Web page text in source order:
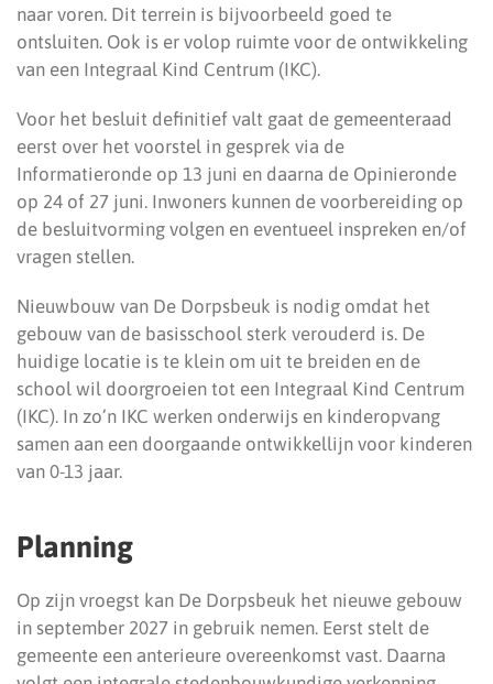
naar voren. Dit terrein is bijvoorbeeld goed te
ontsluiten. Ook is er volop ruimte voor de ontwikkeling
van een Integraal Kind Centrum (IKC).
Voor het besluit definitief valt gaat de gemeenteraad
eerst over het voorstel in gesprek via de
Informatieronde op 13 juni en daarna de Opinieronde
op 24 of 27 juni. Inwoners kunnen de voorbereiding op
de besluitvorming volgen en eventueel inspreken en/of
vragen stellen.
Nieuwbouw van De Dorpsbeuk is nodig omdat het
gebouw van de basisschool sterk verouderd is. De
huidige locatie is te klein om uit te breiden en de
school wil doorgroeien tot een Integraal Kind Centrum
(IKC). In zo’n IKC werken onderwijs en kinderopvang
samen aan een doorgaande ontwikkellijn voor kinderen
van 0-13 jaar.
Planning
Op zijn vroegst kan De Dorpsbeuk het nieuwe gebouw
in september 2027 in gebruik nemen. Eerst stelt de
gemeente een anterieure overeenkomst vast. Daarna